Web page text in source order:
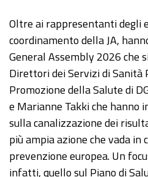
Oltre ai rappresentanti degli
coordinamento della JA,
General Assembly 2026 che
Direttori dei Servizi di Sanità
Promozione della Salute di
e Marianne Takki che
sulla canalizzazione dei
più ampia azione che vada in
prevenzione europea. Un
infatti, quello sul Piano di